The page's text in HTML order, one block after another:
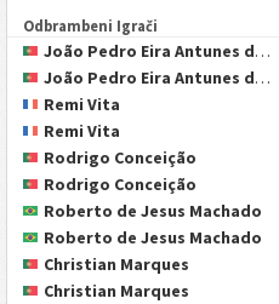
Odbrambeni Igrači
João Pedro Eira Antunes da Silva
João Pedro Eira Antunes da Silva
Remi Vita
Remi Vita
Rodrigo Conceição
Rodrigo Conceição
Roberto de Jesus Machado
Roberto de Jesus Machado
Christian Marques
Christian Marques